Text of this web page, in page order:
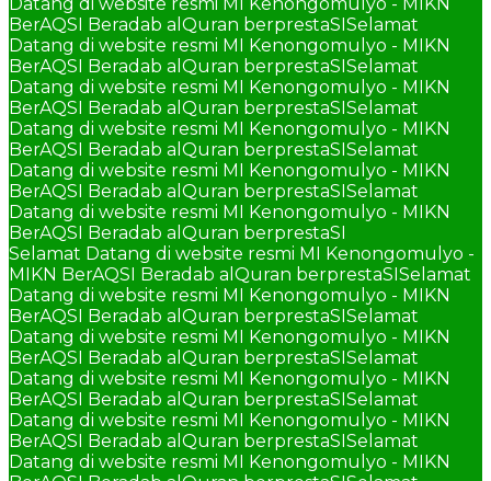
BerAQSI Beradab alQuran berprestaSISelamat
Datang di website resmi MI Kenongomulyo - MIKN
BerAQSI Beradab alQuran berprestaSISelamat
Datang di website resmi MI Kenongomulyo - MIKN
BerAQSI Beradab alQuran berprestaSISelamat
Datang di website resmi MI Kenongomulyo - MIKN
BerAQSI Beradab alQuran berprestaSISelamat
Datang di website resmi MI Kenongomulyo - MIKN
BerAQSI Beradab alQuran berprestaSISelamat
Datang di website resmi MI Kenongomulyo - MIKN
BerAQSI Beradab alQuran berprestaSI
Selamat Datang di website resmi MI Kenongomulyo -
MIKN BerAQSI Beradab alQuran berprestaSISelamat
Datang di website resmi MI Kenongomulyo - MIKN
BerAQSI Beradab alQuran berprestaSISelamat
Datang di website resmi MI Kenongomulyo - MIKN
BerAQSI Beradab alQuran berprestaSISelamat
Datang di website resmi MI Kenongomulyo - MIKN
BerAQSI Beradab alQuran berprestaSISelamat
Datang di website resmi MI Kenongomulyo - MIKN
BerAQSI Beradab alQuran berprestaSISelamat
Datang di website resmi MI Kenongomulyo - MIKN